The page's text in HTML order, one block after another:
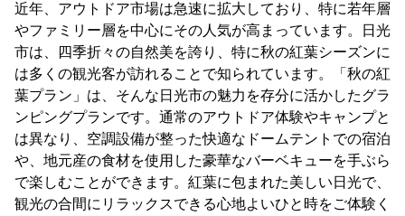
近年、アウトドア市場は急速に拡大しており、特に若年層
やファミリー層を中心にその人気が高まっています。日光
市は、四季折々の自然美を誇り、特に秋の紅葉シーズンに
は多くの観光客が訪れることで知られています。「秋の紅
葉プラン」は、そんな日光市の魅力を存分に活かしたグラ
ンピングプランです。通常のアウトドア体験やキャンプと
は異なり、空調設備が整った快適なドームテントでの宿泊
や、地元産の食材を使用した豪華なバーベキューを手ぶら
で楽しむことができます。紅葉に包まれた美しい日光で、
観光の合間にリラックスできる心地よいひと時をご体験く